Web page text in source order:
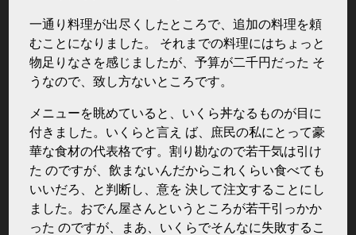
一通り料理が出尽くしたところで、追加の料理を頼
むことになりました。 それまでの料理にはちょっと
物足りなさを感じましたが、予算が二千円だった そ
うなので、致し方ないところです。
メニューを眺めていると、いくら丼なるものが目に
付きました。いくらと言え ば、庶民の私にとって豪
華な食材の代表格です。割り勘なので若干気は引け
た のですが、飲まないんだからこれくらい食べても
いいだろ、と判断し、意を 決して注文することにし
ました。おでん屋さんというところが若干引っかか
った のですが、まあ、いくらでそんなに失敗するこ